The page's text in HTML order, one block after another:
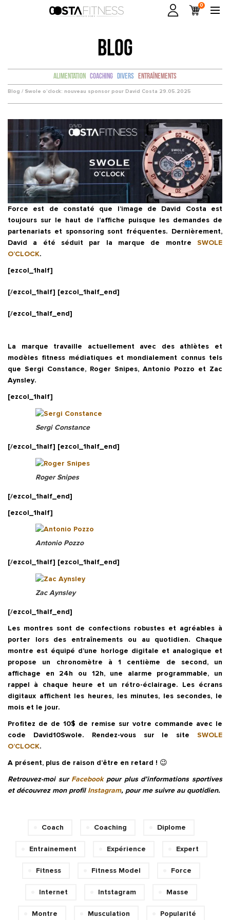
0
BLOG
Alimentation Coaching Divers Entraînements
Blog / Swole o’clock: nouveau sponsor pour David Costa 29.05.2025
Force est de constaté que l’image de David Costa est
toujours sur le haut de l’affiche puisque les demandes de
partenariats et sponsoring sont fréquentes. Dernièrement,
David a été séduit par la marque de montre SWOLE
O’CLOCK.
[ezcol_1half]
[/ezcol_1half] [ezcol_1half_end]
[/ezcol_1half_end]
La marque travaille actuellement avec des athlètes et
modèles fitness médiatiques et mondialement connus tels
que Sergi Constance, Roger Snipes, Antonio Pozzo et Zac
Aynsley.
[ezcol_1half]
Sergi Constance
[/ezcol_1half] [ezcol_1half_end]
Roger Snipes
[/ezcol_1half_end]
[ezcol_1half]
Antonio Pozzo
[/ezcol_1half] [ezcol_1half_end]
Zac Aynsley
[/ezcol_1half_end]
Les montres sont de confections robustes et agréables à
porter lors des entraînements ou au quotidien. Chaque
montre est équipé d’une horloge digitale et analogique et
propose un chronomètre à 1 centième de second, un
affichage en 24h ou 12h, une alarme programmable, un
rappel à chaque heure et un rétro-éclairage. Les écrans
digitaux affichent les heures, les minutes, les secondes, le
mois et le jour.
Profitez de de 10$ de remise sur votre commande avec le
code David10Swole. Rendez-vous sur le siteSWOLE
O’CLOCK.
A présent, plus de raison d’être en retard ! 😉
Retrouvez-moi sur Facebookpour plus d’informations sportives
et découvrez mon profil Instagram, pour me suivre au quotidien.
Coach Coaching Diplome
Entrainement Expérience Expert
Fitness Fitness Model Force
Internet Intstagram Masse
Montre Musculation Popularité